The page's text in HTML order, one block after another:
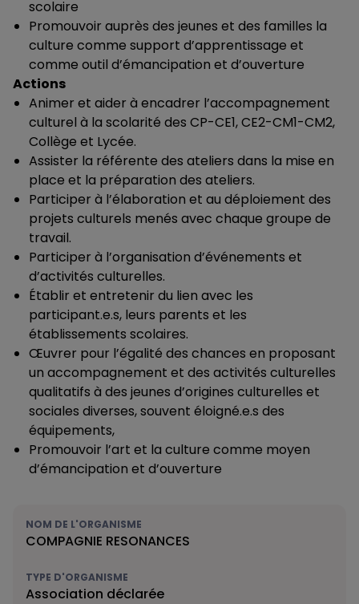
scolaire
Promouvoir auprès des jeunes et des familles la
culture comme support d’apprentissage et
comme outil d’émancipation et d’ouverture
Actions
Animer et aider à encadrer l’accompagnement
culturel à la scolarité des CP-CE1, CE2-CM1-CM2,
Collège et Lycée.
Assister la référente des ateliers dans la mise en
place et la préparation des ateliers.
Participer à l’élaboration et au déploiement des
projets culturels menés avec chaque groupe de
travail.
Participer à l’organisation d’événements et
d’activités culturelles.
Établir et entretenir du lien avec les
participant.e.s, leurs parents et les
établissements scolaires.
Œuvrer pour l’égalité des chances en proposant
un accompagnement et des activités culturelles
qualitatifs à des jeunes d’origines culturelles et
sociales diverses, souvent éloigné.e.s des
équipements,
Promouvoir l’art et la culture comme moyen
d’émancipation et d’ouverture
NOM DE L'ORGANISME
COMPAGNIE RESONANCES
TYPE D'ORGANISME
Association déclarée